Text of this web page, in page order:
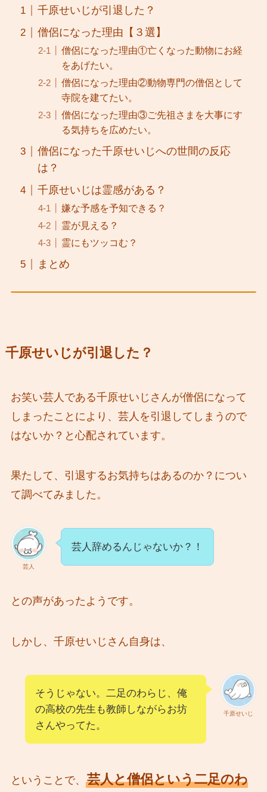
千原せいじが引退した？
僧侶になった理由【３選】
僧侶になった理由①亡くなった動物にお経
をあげたい。
僧侶になった理由②動物専門の僧侶として
寺院を建てたい。
僧侶になった理由③ご先祖さまを大事にす
る気持ちを広めたい。
僧侶になった千原せいじへの世間の反応
は？
千原せいじは霊感がある？
嫌な予感を予知できる？
霊が見える？
霊にもツッコむ？
まとめ
千原せいじが引退した？
お笑い芸人である千原せいじさんが僧侶になって
しまったことにより、芸人を引退してしまうので
はないか？と心配されています。
果たして、引退するお気持ちはあるのか？につい
て調べてみました。
芸人
芸人辞めるんじゃないか？！
との声があったようです。
しかし、千原せいじさん自身は、
千原せいじ
そうじゃない。二足のわらじ、俺
の高校の先生も教師しながらお坊
さんやってた。
ということで、 芸人と僧侶という二足のわ